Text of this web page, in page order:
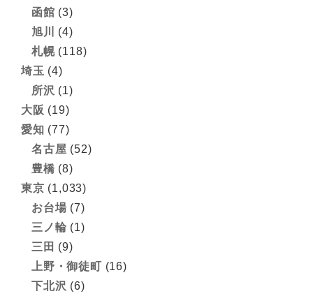
函館 (3)
旭川
(4)
札幌(118)
埼玉 (4)
所沢 (1)
大阪 (19)
愛知 (77)
名古屋 (52)
豊橋 (8)
東京 (1,033)
お台場 (7)
三ノ輪 (1)
三田 (9)
上野・御徒町 (16)
下北沢 (6)